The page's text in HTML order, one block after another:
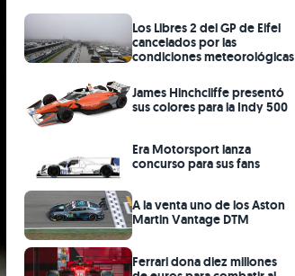
Los Libres 2 del GP de Eifel
cancelados por las
condiciones meteorológicas
James Hinchcliffe presentó
sus colores para la Indy 500
Era Motorsport lanza
concurso para sus fans
A la venta uno de los Aston
Martin Vantage DTM
Ferrari dona diez millones